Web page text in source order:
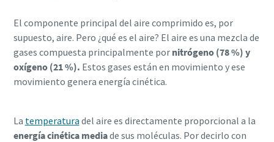
El componente principal del aire comprimido es, por
supuesto, aire. Pero ¿qué es el aire? El aire es una mezcla de
gases compuesta principalmente por nitrógeno (78 %) y
oxígeno (21 %). Estos gases están en movimiento y ese
movimiento genera energía cinética.
La temperatura del aire es directamente proporcional a la
energía cinética mediade sus moléculas. Por decirlo con